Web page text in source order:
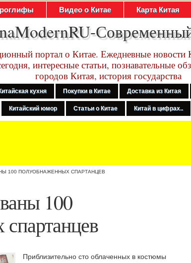
Видео о Китае Карта Китая
портал о Китае. Ежедневные новости
интересные статьи, познавательные
городов Китая, история государства
кухня Покупки в Китае Доставка из Китая
Китайский юмор Статьи о Китае Китай в цифрах..
100 ПОЛУОБНАЖЕННЫХ СПАРТАНЦЕВ
100
Приблизительно сто облаченных в костюмы